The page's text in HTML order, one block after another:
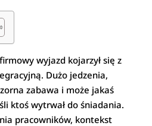
wyjazd kojarzył się z
Dużo jedzenia,
zabawa i może jakaś
ktoś wytrwał do śniadania.
pracowników, kontekst